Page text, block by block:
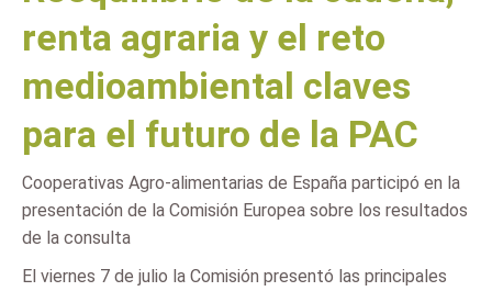
renta agraria y el reto
medioambiental claves
para el futuro de la PAC
Cooperativas Agro-alimentarias de España participó en la
presentación de la Comisión Europea sobre los resultados
de la consulta
El viernes 7 de julio la Comisión presentó las principales